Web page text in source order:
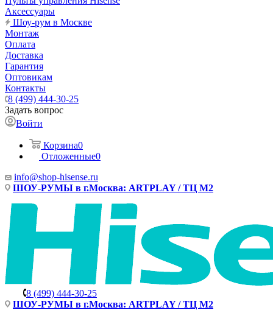
Аксессуары
Шоу-рум в Москве
Монтаж
Оплата
Доставка
Гарантия
Оптовикам
Контакты
8 (499) 444-30-25
Задать вопрос
Войти
Корзина0
Отложенные0
info@shop-hisense.ru
ШОУ-РУМЫ в г.Москва: ARTPLAY / ТЦ М2
8 (499) 444-30-25
ШОУ-РУМЫ в г.Москва: ARTPLAY / ТЦ М2